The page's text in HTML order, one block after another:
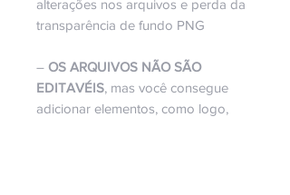
alterações nos arquivos e perda da
transparência de fundo PNG
– OS ARQUIVOS NÃO SÃO
EDITAVÉIS, mas você consegue
adicionar elementos, como logo,